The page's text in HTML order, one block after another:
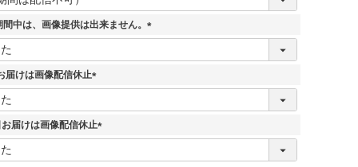
必
須
中は、画像提供は出来ません。
(
届けは画像配信休止
(
須
届けは画像配信休止
(